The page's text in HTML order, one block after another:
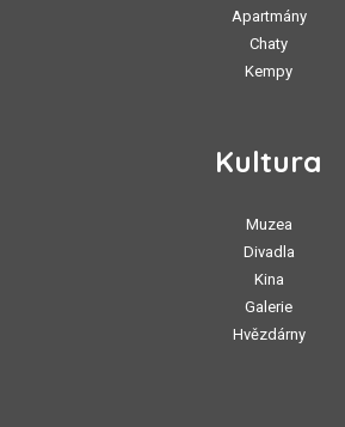
Apartmány
Chaty
Kempy
Kultura
Muzea
Divadla
Kina
Galerie
Hvězdárny